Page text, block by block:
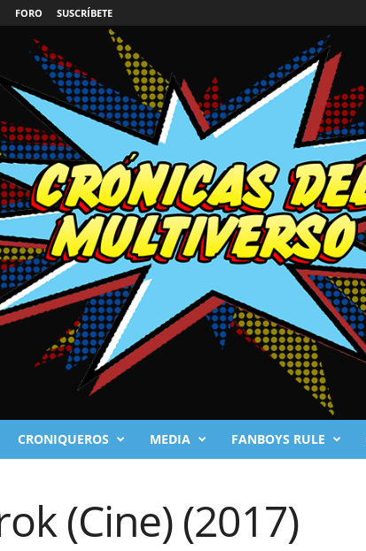
FORO SUSCRÍBETE
CRONIQUEROS MEDIA FANBOYS RULE
(Cine) (2017)